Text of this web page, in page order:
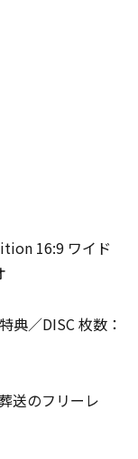
16:9 ワイド
典／DISC 枚数：
送のフリーレ